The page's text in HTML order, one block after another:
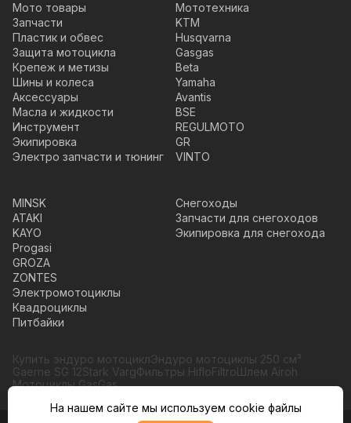
Мото товары
Запчасти
Пластик и обвес
Защита мотоцикла
Крепеж и метизы
Шины и колеса
Аксессуары
Масла и жидкости
Инструмент
Экипировка
Электро запчасти и тюнинг
Мототехника
KTM
Husqvarna
Gasgas
Beta
Yamaha
Avantis
BSE
REGULMOTO
GR
VINTO
MINSK
ATAKI
KAYO
Progasi
GROZA
ZONTES
Электромотоциклы
Квадроциклы
Питбайки
Снегоходы
Запчасти для снегоходов
Экипировка для снегохода
Купить эндуро мотоциклЭндуро мотоциклы 250 см³
Gaerne SG 12Stark VargФильтры HifloFiltroШлем Airoh
Мотоциклы GasGas
На нашем сайте мы используем cookie файлы